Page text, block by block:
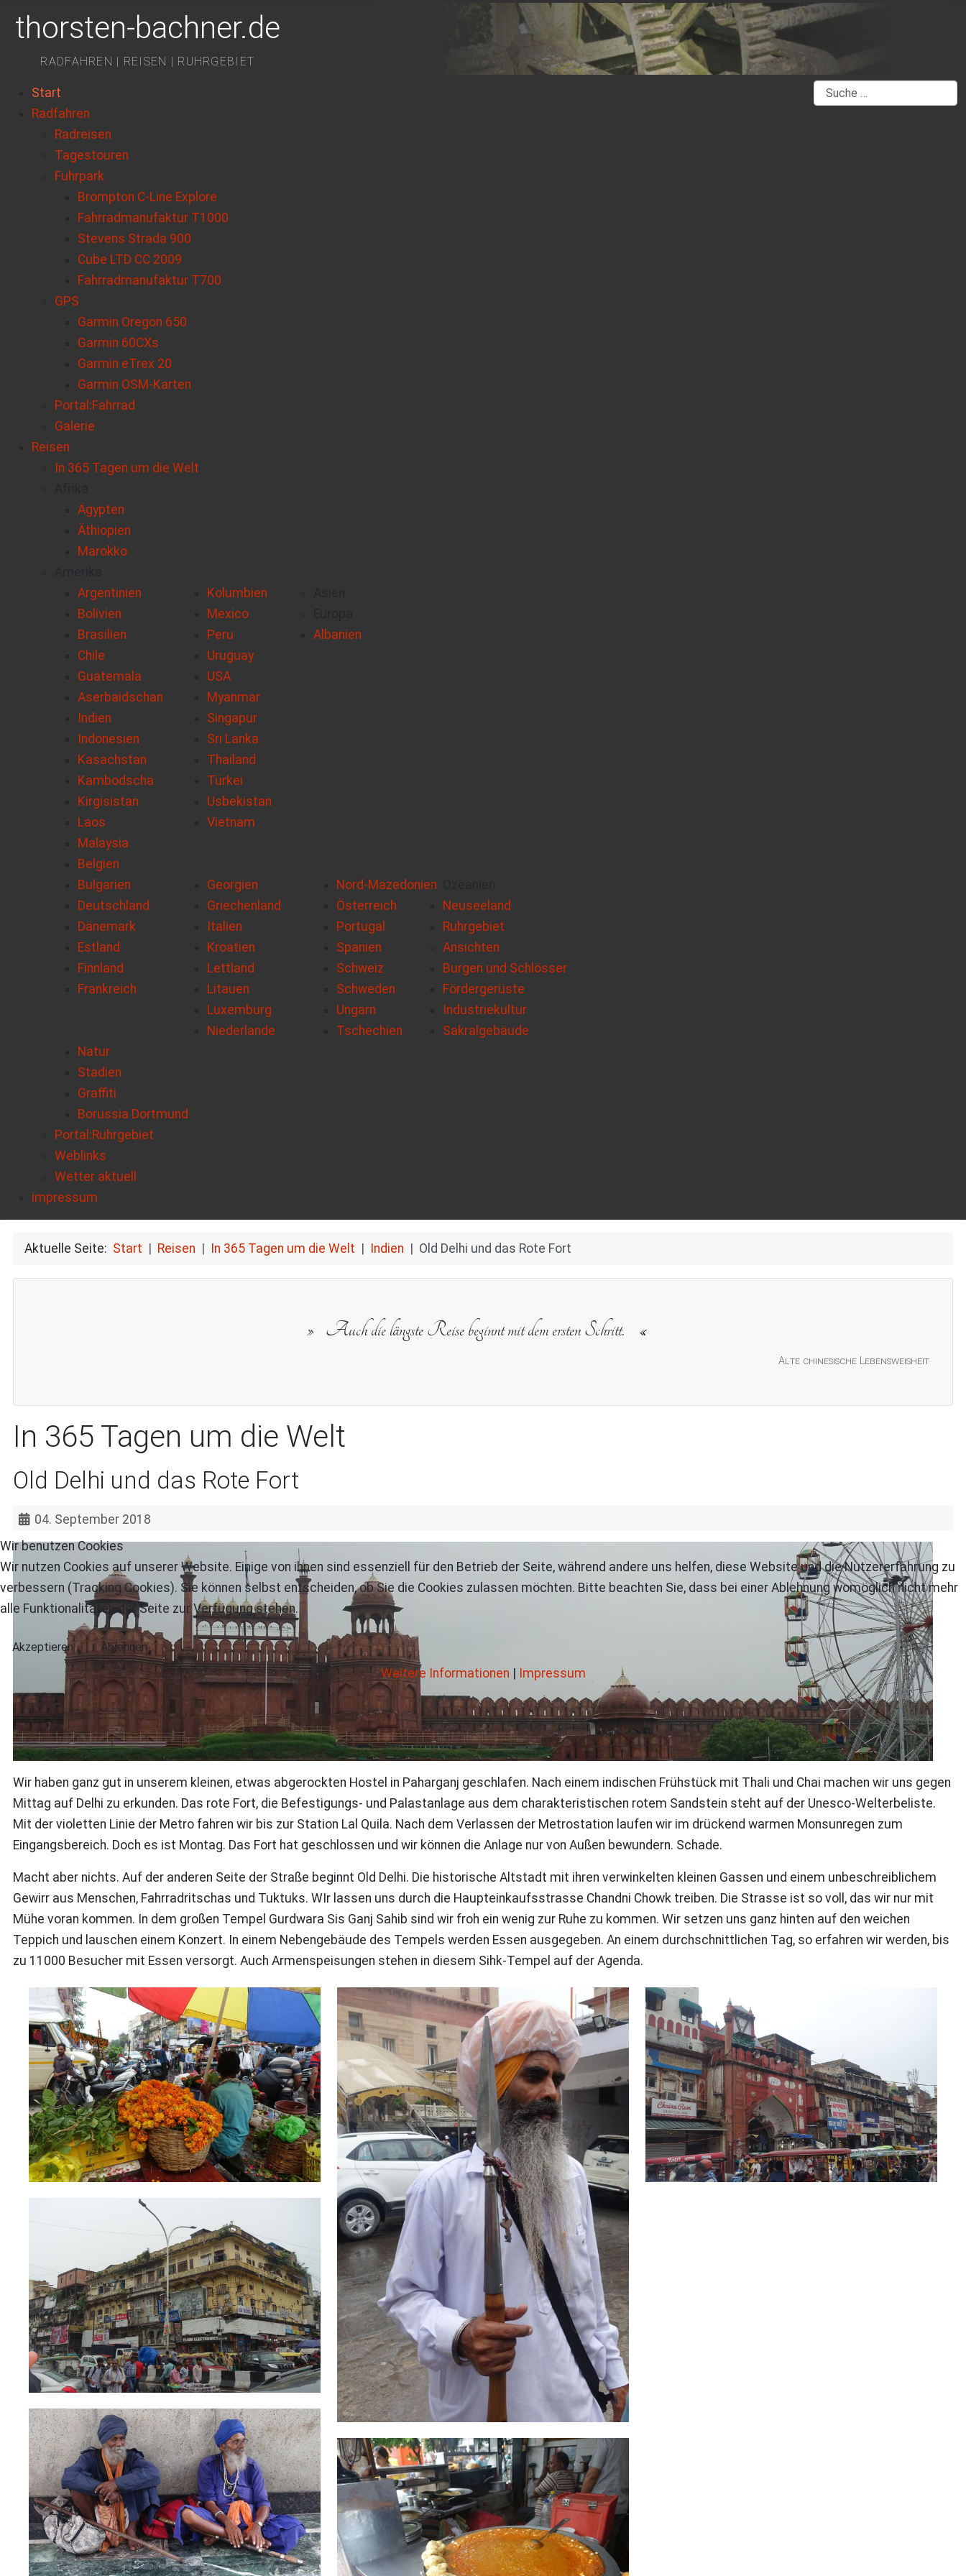
thorsten-bachner.de
RADFAHREN | REISEN | RUHRGEBIET
Start
Radfahren
Radreisen
Tagestouren
Fuhrpark
Brompton C-Line Explore
Fahrradmanufaktur T1000
Stevens Strada 900
Cube LTD CC 2009
Fahrradmanufaktur T700
GPS
Garmin Oregon 650
Garmin 60CXs
Garmin eTrex 20
Garmin OSM-Karten
Portal:Fahrrad
Galerie
Reisen
In 365 Tagen um die Welt
Ägypten
Äthiopien
Marokko
Argentinien
Bolivien
Brasilien
Chile
Guatemala
Kolumbien
Mexico
Peru
Uruguay
USA
Aserbaidschan
Indien
Indonesien
Kasachstan
Kambodscha
Kirgisistan
Laos
Malaysia
Myanmar
Singapur
Sri Lanka
Thailand
Türkei
Usbekistan
Vietnam
Albanien
Belgien
Bulgarien
Deutschland
Dänemark
Estland
Finnland
Frankreich
Georgien
Griechenland
Italien
Kroatien
Lettland
Litauen
Luxemburg
Niederlande
Nord-Mazedonien
Österreich
Portugal
Spanien
Schweiz
Schweden
Ungarn
Tschechien
Neuseeland
Ruhrgebiet
Ansichten
Burgen und Schlösser
Fördergerüste
Industriekultur
Sakralgebäude
Natur
Stadien
Graffiti
Borussia Dortmund
Portal:Ruhrgebiet
Weblinks
Wetter aktuell
impressum
Suchen
Aktuelle Seite: Start Reisen In 365 Tagen um die Welt Indien Old Delhi und das Rote Fort
Alte chinesische Lebensweisheit
Auch die längste Reise beginnt mit dem ersten Schritt.
In 365 Tagen um die Welt
Old Delhi und das Rote Fort
04. September 2018
Wir haben ganz gut in unserem kleinen, etwas abgerockten Hostel in Paharganj geschlafen. Nach einem indischen Frühstück mit Thali und Chai machen wir uns gegen
Mittag auf Delhi zu erkunden. Das rote Fort, die Befestigungs- und Palastanlage aus dem charakteristischen rotem Sandstein steht auf der Unesco-Welterbeliste.
Mit der violetten Linie der Metro fahren wir bis zur Station Lal Quila. Nach dem Verlassen der Metrostation laufen wir im drückend warmen Monsunregen zum
Eingangsbereich. Doch es ist Montag. Das Fort hat geschlossen und wir können die Anlage nur von Außen bewundern. Schade.
Macht aber nichts. Auf der anderen Seite der Straße beginnt Old Delhi. Die historische Altstadt mit ihren verwinkelten kleinen Gassen und einem unbeschreiblichem
Gewirr aus Menschen, Fahrradritschas und Tuktuks. WIr lassen uns durch die Haupteinkaufsstrasse Chandni Chowk treiben. Die Strasse ist so voll, das wir nur mit
Mühe voran kommen. In dem großen Tempel Gurdwara Sis Ganj Sahib sind wir froh ein wenig zur Ruhe zu kommen. Wir setzen uns ganz hinten auf den weichen
Teppich und lauschen einem Konzert. In einem Nebengebäude des Tempels werden Essen ausgegeben. An einem durchschnittlichen Tag, so erfahren wir werden, bis
zu 11000 Besucher mit Essen versorgt. Auch Armenspeisungen stehen in diesem Sihk-Tempel auf der Agenda.
Wir benutzen Cookies
Wir nutzen Cookies auf unserer Website. Einige von ihnen sind essenziell für den Betrieb der Seite, während andere uns helfen, diese Website und die Nutzererfahrung zu
verbessern (Tracking Cookies). Sie können selbst entscheiden, ob Sie die Cookies zulassen möchten. Bitte beachten Sie, dass bei einer Ablehnung womöglich nicht mehr
alle Funktionalitäten der Seite zur Verfügung stehen.
Akzeptieren Ablehnen
Weitere Informationen Impressum